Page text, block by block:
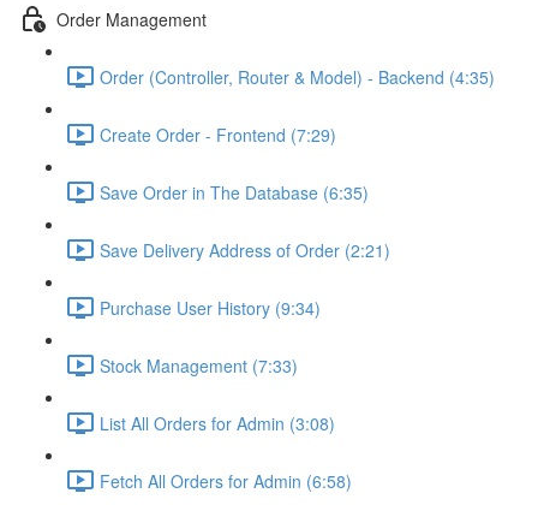
Order Management
Order (Controller, Router & Model) - Backend (4:35)
Create Order - Frontend (7:29)
Save Order in The Database (6:35)
Save Delivery Address of Order (2:21)
Purchase User History (9:34)
Stock Management (7:33)
List All Orders for Admin (3:08)
Fetch All Orders for Admin (6:58)